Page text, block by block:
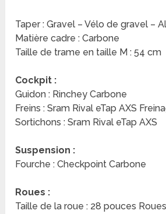
Taper : Gravel – Vélo de gravel –
Matière cadre : Carbone
Taille de trame en taille M : 54 cm
Cockpit :
Guidon : Rinchey Carbone
Freins : Sram Rival eTap AXS
Sortichons : Sram Rival eTap AXS
Suspension :
Fourche : Checkpoint Carbone
Roues :
Taille de la roue : 28 pouces Roues